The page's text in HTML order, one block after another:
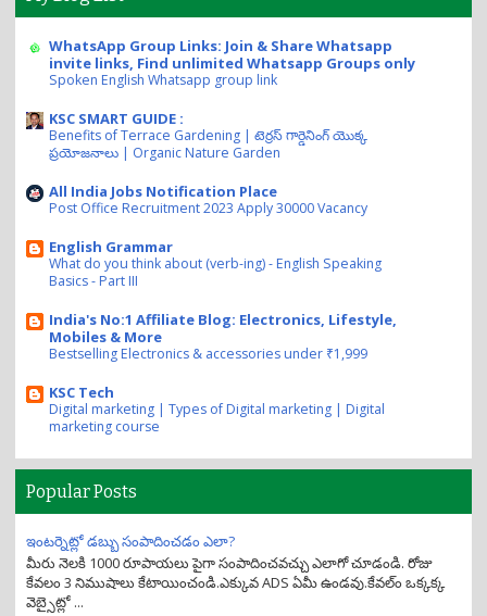
WhatsApp Group Links: Join & Share Whatsapp
invite links, Find unlimited Whatsapp Groups only
Spoken English Whatsapp group link
KSC SMART GUIDE :
Benefits of Terrace Gardening | టెర్రస్ గార్డెనింగ్ యొక్క
ప్రయోజనాలు | Organic Nature Garden
All India Jobs Notification Place
Post Office Recruitment 2023 Apply 30000 Vacancy
English Grammar
What do you think about (verb-ing) - English Speaking
Basics - Part III
India's No:1 Affiliate Blog: Electronics, Lifestyle,
Mobiles & More
Bestselling Electronics & accessories under ₹1,999
KSC Tech
Digital marketing | Types of Digital marketing | Digital
marketing course
Popular Posts
ఇంటర్నెట్లో డబ్బు సంపాదించడం ఎలా?
మీరు నెలకి 1000 రూపాయలు పైగా సంపాదించవచ్చు ఎలాగో చూడండి. రోజు
కేవలం 3 నిముషాలు కేటాయించండి.ఎక్కువ ADS ఏమీ ఉండవు.కేవల్ం ఒక్కక్క
వెబ్సైట్లో ...